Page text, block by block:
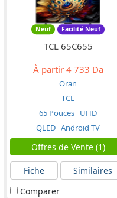
Neuf Facilité Neuf
TCL 65C655
À partir4 733 Da
Oran
TCL
65 Pouces UHD
QLED Android TV
Offres de Vente (1)
Fiche
Similaires
Comparer